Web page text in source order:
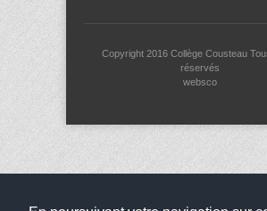
Copyright 2016 Collège Cousteau
réservés
websco